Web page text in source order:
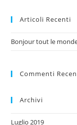
Articoli Recenti
Bonjour tout le
Commenti
Archivi
Luglio 2019